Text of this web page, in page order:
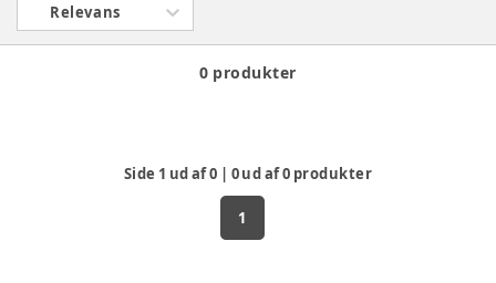
Relevans
0 produkter
Side 1 ud af0 0ud af0 produkter
1